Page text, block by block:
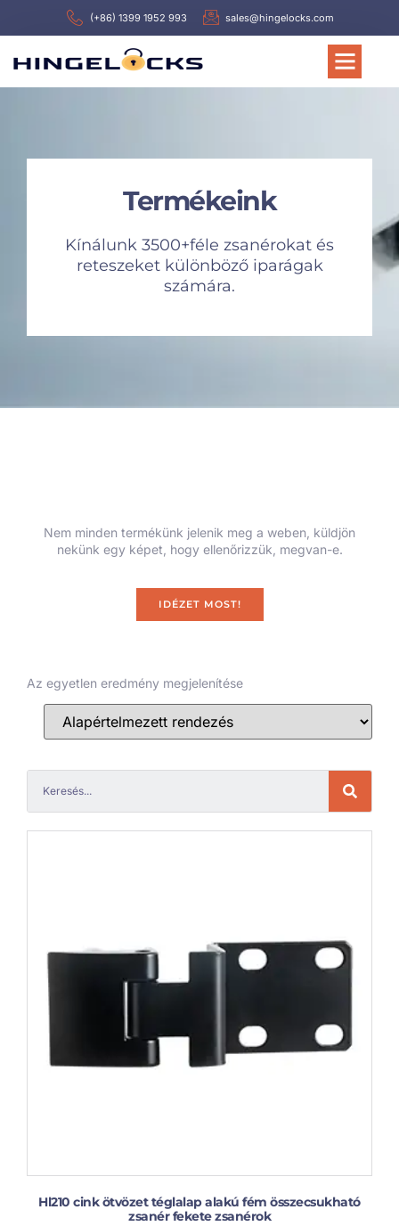
(+86) 1399 1952 993 sales@hingelocks.com
Termékeink
Kínálunk 3500+féle zsanérokat és
reteszeket különböző iparágak
számára.
Nem minden termékünk jelenik meg a weben, küldjön
nekünk egy képet, hogy ellenőrizzük, megvan-e.
IDÉZET MOST!
Az egyetlen eredmény megjelenítése
Hl210 cink ötvözet téglalap alakú fém összecsukható
zsanér fekete zsanérok